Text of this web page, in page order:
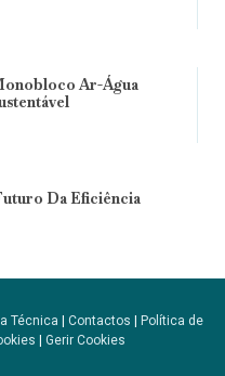
Ar-Água
Da Eficiência
Técnica Contactos
Política de
Gerir Cookies